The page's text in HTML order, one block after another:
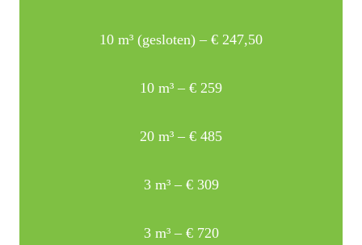
10 m³ (gesloten) – € 247,50
10 m³ – € 259
20 m³ – € 485
3 m³ – € 309
3 m³ – € 720